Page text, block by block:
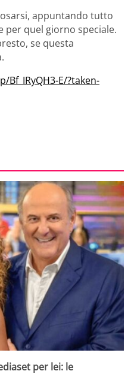
appuntando tutto
per quel giorno speciale.
se questa
E/?taken-
per lei: le